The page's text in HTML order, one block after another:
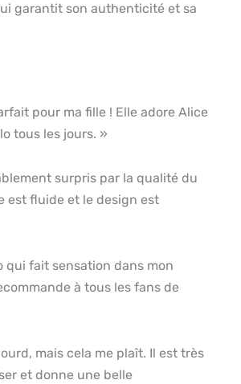
garantit son authenticité et sa
pour ma fille ! Elle adore Alice
tous les jours. »
surpris par la qualité du
est fluide et le design est
qui fait sensation dans mon
à tous les fans de
mais cela me plaît. Il est très
et donne une belle